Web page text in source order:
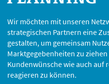
Wir möchten mit unseren
strategischen Partnern eine
gestalten, um gemeinsam
Marktgegebenheiten zu
Kundenwünsche wie auch
reagieren zu können.